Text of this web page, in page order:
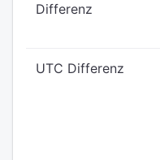
Differenz
UTC Differenz